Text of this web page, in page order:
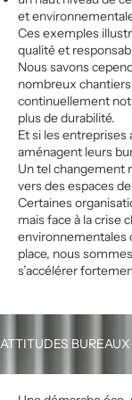
et
Ces exemples
qualité et
Nous savons
nombreux
continuellement
plus de durabilité.
Et si les entreprises
aménagent leurs
Un tel changement
vers des espaces
Certaines
mais face à la crise
environnementales
place, nous
s’accélérer
ATTITUDES